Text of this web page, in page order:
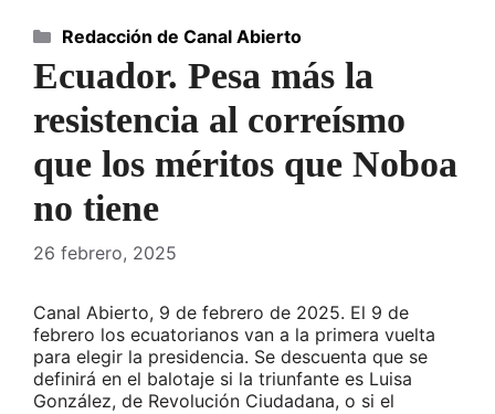
Ecuador. Pesa más la
resistencia al correísmo
que los méritos que Noboa
no tiene
26 febrero, 2025
Canal Abierto, 9 de febrero de 2025. El 9 de
febrero los ecuatorianos van a la primera vuelta
para elegir la presidencia. Se descuenta que se
definirá en el balotaje si la triunfante es Luisa
González, de Revolución Ciudadana, o si el
Categorías
Redacción de Canal Abierto